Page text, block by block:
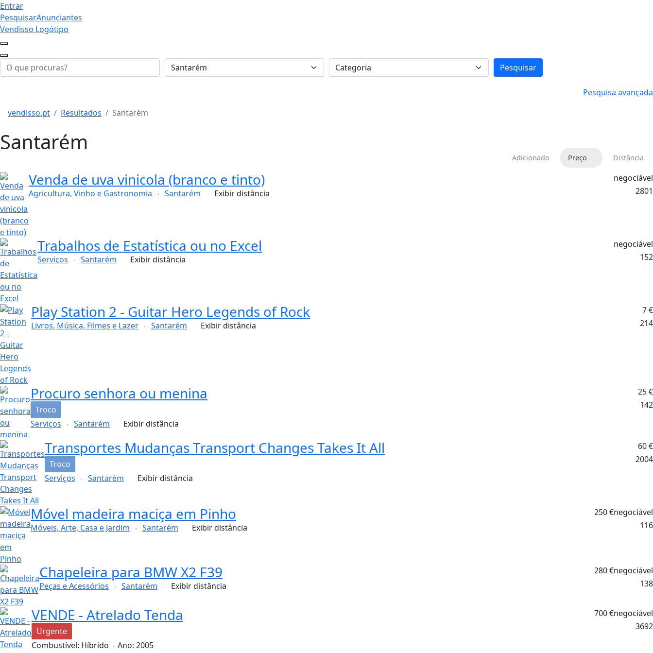
Entrar
PesquisarAnunciantes
Vendisso Logótipo
Pesquisar
Pesquisa avançada
vendisso.pt
Resultados Santarém
Santarém
Adicionado Preço Distância
Venda de uva vinicola (branco e tinto)
Agricultura, Vinho e Gastronomia Santarém Exibir distância
negociável
2801
Trabalhos de Estatística ou no Excel
Serviços Santarém Exibir distância
negociável
152
Play Station 2 - Guitar Hero Legends of Rock
Livros, Música, Filmes e Lazer Santarém Exibir distância
7€
214
Procuro senhora ou menina
Troco
Serviços
Santarém Exibir distância
25€
142
Transportes Mudanças Transport Changes Takes It All
Troco
Serviços
Santarém Exibir distância
60€
2004
Móvel madeira maciça em Pinho
Móveis, Arte, Casa e Jardim Santarém Exibir distância
250€negociável
116
Chapeleira para BMW X2 F39
Peças e Acessórios Santarém Exibir distância
280€negociável
138
VENDE - Atrelado Tenda
Urgente
Combustível: Híbrido Ano: 2005
700€negociável
3692